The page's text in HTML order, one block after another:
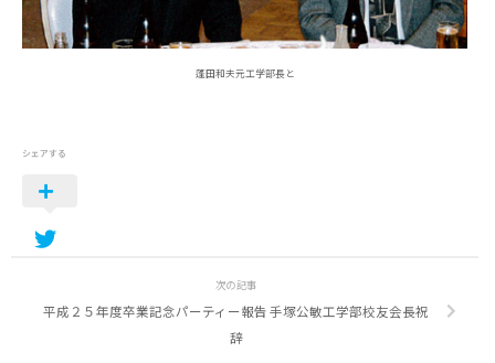
蓬田和夫元工学部長と
シェアする
次の記事
平成２５年度卒業記念パーティー報告 手塚公敏工学部校友会長祝
辞